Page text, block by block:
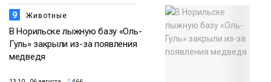
9 Животные
В Норильске лыжную базу «Оль-
Гуль» закрыли из-за появления
медведя